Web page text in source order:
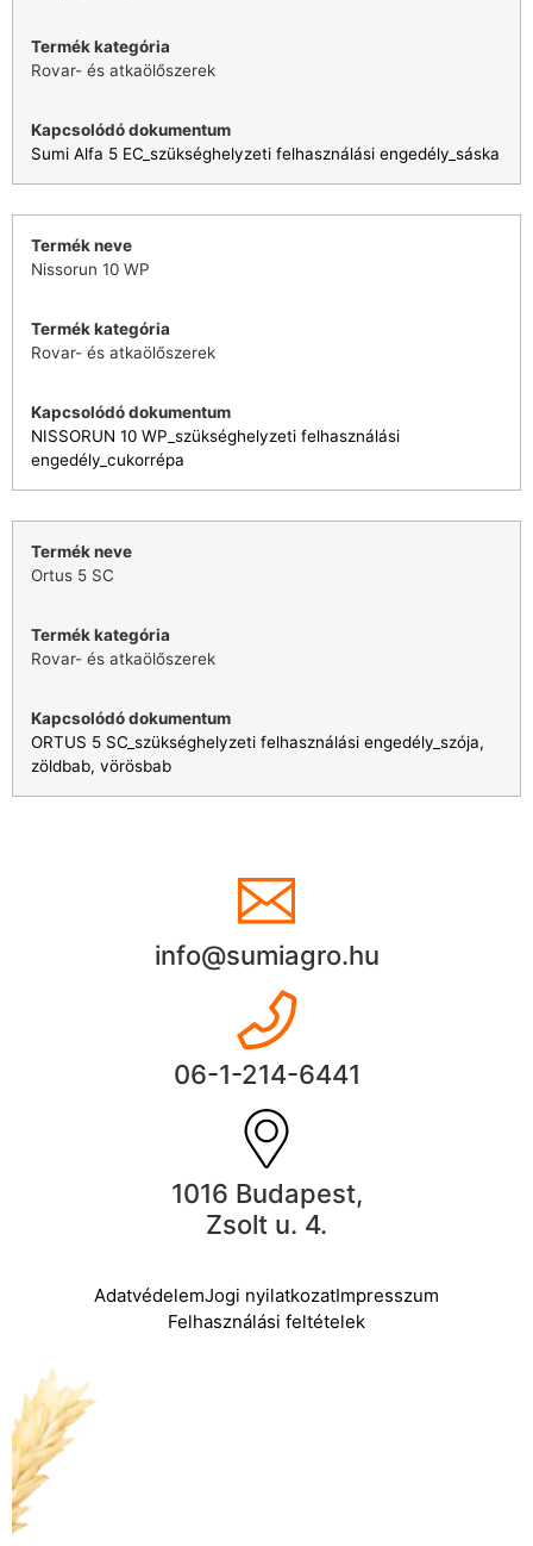
Rovar- és atkaölőszerek
Sumi Alfa 5 EC_szükséghelyzeti felhasználási engedély_sáska
Nissorun 10 WP
Rovar- és atkaölőszerek
NISSORUN 10 WP_szükséghelyzeti felhasználási
engedély_cukorrépa
Ortus 5 SC
Rovar- és atkaölőszerek
ORTUS 5 SC_szükséghelyzeti felhasználási engedély_szója,
zöldbab, vörösbab
info@sumiagro.hu
06-1-214-6441
1016 Budapest,
Zsolt u. 4.
AdatvédelemJogi nyilatkozatImpresszum
Felhasználási feltételek